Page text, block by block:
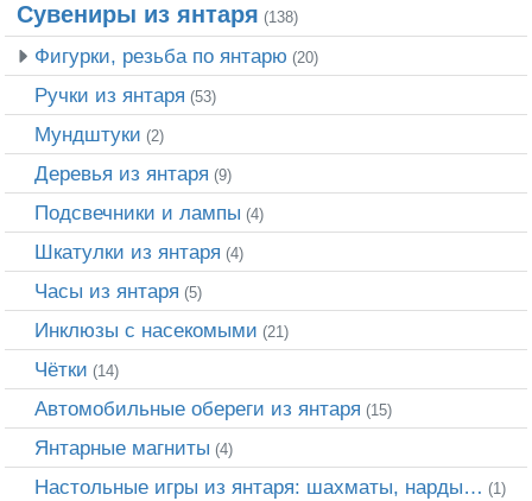
Сувениры из янтаря (138)
Фигурки, резьба по янтарю (20)
Ручки из янтаря (53)
Мундштуки (2)
Деревья из янтаря (9)
Подсвечники и лампы (4)
Шкатулки из янтаря (4)
Часы из янтаря (5)
Инклюзы с насекомыми (21)
Чётки (14)
Автомобильные обереги из янтаря (15)
Янтарные магниты (4)
Настольные игры из янтаря: шахматы, нарды… (1)